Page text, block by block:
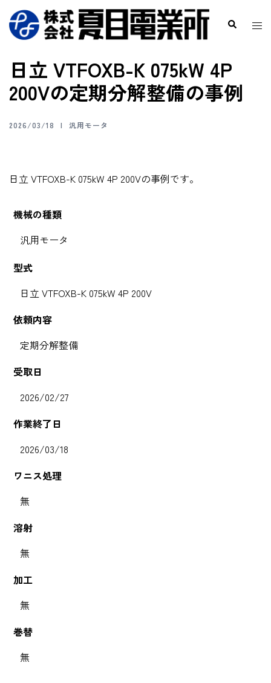
日立 VTFOXB-K 075kW 4P
200Vの定期分解整備の事例
2026/03/18 汎用モータ
日立 VTFOXB-K 075kW 4P 200Vの事例です。
機械の種類
汎用モータ
型式
日立 VTFOXB-K 075kW 4P 200V
依頼内容
定期分解整備
受取日
2026/02/27
作業終了日
2026/03/18
ワニス処理
無
溶射
無
加工
無
巻替
無